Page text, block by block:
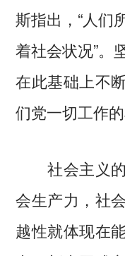
斯指出，“人们
着社会状况”。
在此基础上不
们党一切工作的
社会主义的
会生产力，社
越性就体现在